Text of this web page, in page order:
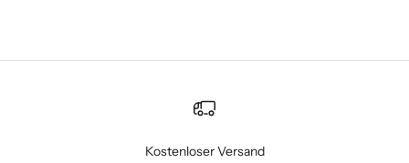
Kostenloser Versand